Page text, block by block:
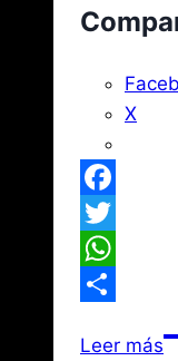
X
Facebook
Twitter
WhatsApp
Leer másEl